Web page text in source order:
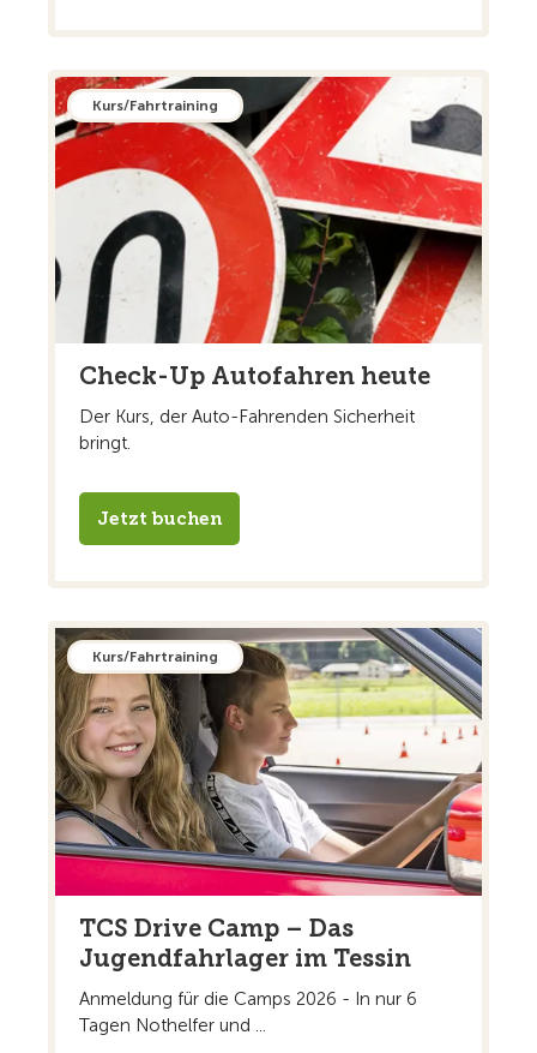
Kurs/Fahrtraining
Check-Up Autofahren heute
Der Kurs, der Auto-Fahrenden Sicherheit
bringt.
Jetzt buchen
Kurs/Fahrtraining
TCS Drive Camp – Das
Jugendfahrlager im Tessin
Anmeldung für die Camps 2026 - In nur 6
Tagen Nothelfer und ...